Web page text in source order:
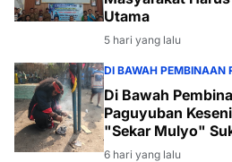
Utama
5 hari yang lalu
DI BAWAH PEMBINAAN
Di Bawah
Paguyuban
"Sekar Mulyo"
Desa Payabakal
6 hari yang lalu